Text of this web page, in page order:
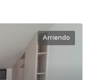
Arriendo